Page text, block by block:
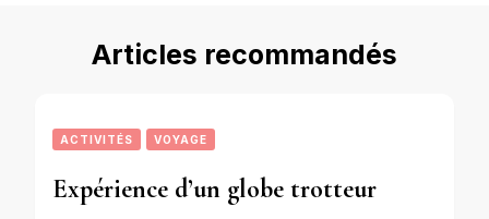
Articles recommandés
ACTIVITÉS VOYAGE
Expérience d’un globe trotteur